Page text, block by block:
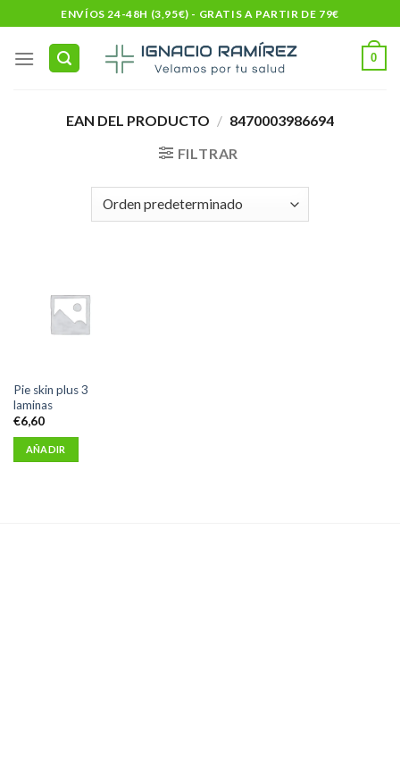
to
content
ENVÍOS 24-48H (3,95€) - GRATIS A PARTIR DE 79€
0
EAN DEL PRODUCTO / 8470003986694
FILTRAR
Pie skin plus 3
laminas
€6,60
AÑADIR